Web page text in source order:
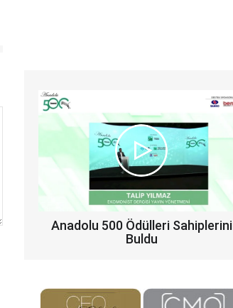
Anadolu 500 Ödülleri Sahiplerini
Buldu